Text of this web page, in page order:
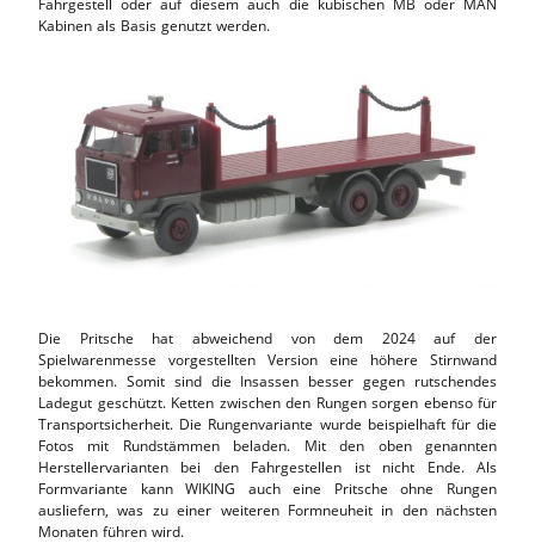
Kabinen als Basis genutzt werden.
Die Pritsche hat abweichend von dem 2024 auf der
Spielwarenmesse vorgestellten Version eine höhere Stirnwand
bekommen. Somit sind die Insassen besser gegen rutschendes
Ladegut geschützt. Ketten zwischen den Rungen sorgen ebenso für
Transportsicherheit. Die Rungenvariante wurde beispielhaft für die
Fotos mit Rundstämmen beladen. Mit den oben genannten
Herstellervarianten bei den Fahrgestellen ist nicht Ende. Als
Formvariante kann WIKING auch eine Pritsche ohne Rungen
ausliefern, was zu einer weiteren Formneuheit in den nächsten
Monaten führen wird.